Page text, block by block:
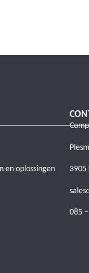
en oplossingen 3905
085